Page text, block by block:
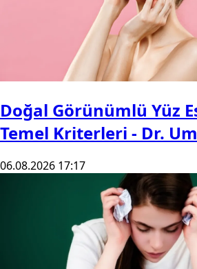
Doğal Görünümlü Yüz
Temel Kriterleri - Dr.
06.08.2026 17:17